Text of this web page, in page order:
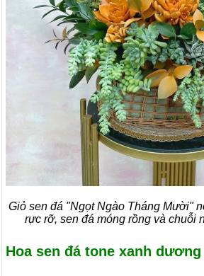
Giỏ sen đá "Ngọt Ngào Tháng Mười"
rực rỡ, sen đá móng rồng và chuỗi
Hoa sen đá tone xanh dương